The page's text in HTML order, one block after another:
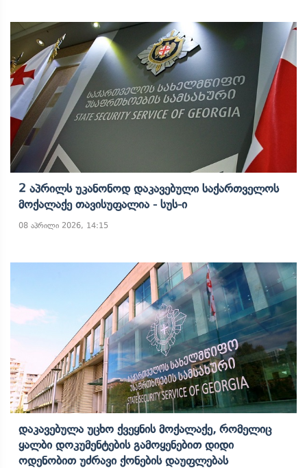
2 Აპრილს Უკანონოდ Დაკავებული Საქართველოს
Მოქალაქე Თავისუფალია - Სუს-Ი
08 აპრილი 2026, 14:15
Დაკავებულა Უცხო Ქვეყნის Მოქალაქე, Რომელიც
Ყალბი Დოკუმენტების Გამოყენებით Დიდი
Ოდენობით Უძრავი Ქონების Დაუფლებას